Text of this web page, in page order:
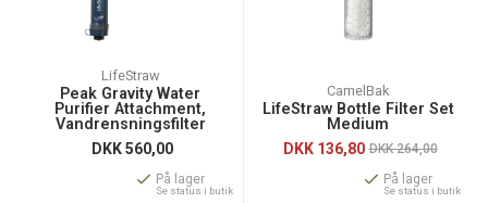
LifeStraw
Peak Gravity Water
Purifier Attachment,
Vandrensningsfilter
DKK560,00
På lager
Se status i butik
CamelBak
LifeStraw Bottle Filter Set
Medium
DKK136,80 DKK 264,00
På lager
Se status i butik